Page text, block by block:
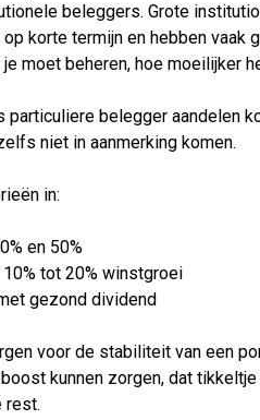
beleggers. Grote
korte termijn en hebben vaak
moet beheren, hoe moeilijker
belegger aandelen
niet in aanmerking komen.
in:
en 50%
tot 20% winstgroei
gezond dividend
voor de stabiliteit van een
kunnen zorgen, dat
rest.